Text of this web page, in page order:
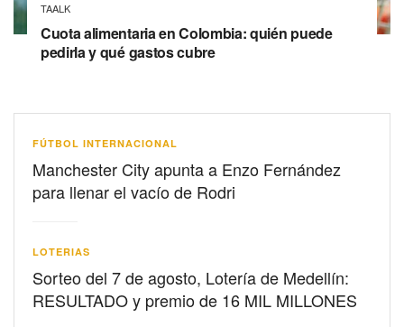
TAALK
Cuota alimentaria en Colombia: quién puede
pedirla y qué gastos cubre
FÚTBOL INTERNACIONAL
Manchester City apunta a Enzo Fernández
para llenar el vacío de Rodri
LOTERIAS
Sorteo del 7 de agosto, Lotería de Medellín:
RESULTADO y premio de 16 MIL MILLONES